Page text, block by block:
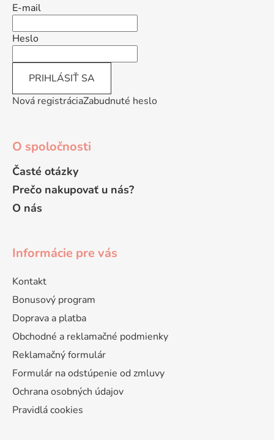
r
v
v
i
E-mail
Heslo
PRIHLÁSIŤ SA
Nová registráciaZabudnuté heslo
O spoločnosti
Časté otázky
Prečo nakupovať u nás?
O nás
Informácie pre vás
Kontakt
Bonusový program
Doprava a platba
Obchodné a reklamačné podmienky
Reklamačný formulár
Formulár na odstúpenie od zmluvy
Ochrana osobných údajov
Pravidlá cookies